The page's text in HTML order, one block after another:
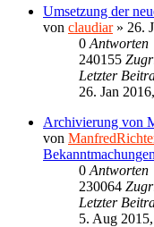
Umsetzung der
von claudiar» 26.
0 Antworten
240155
Letzter
26. Jan
Archivierung von
von
Bekanntmachungen
0 Antworten
230064
Letzter
5. Aug